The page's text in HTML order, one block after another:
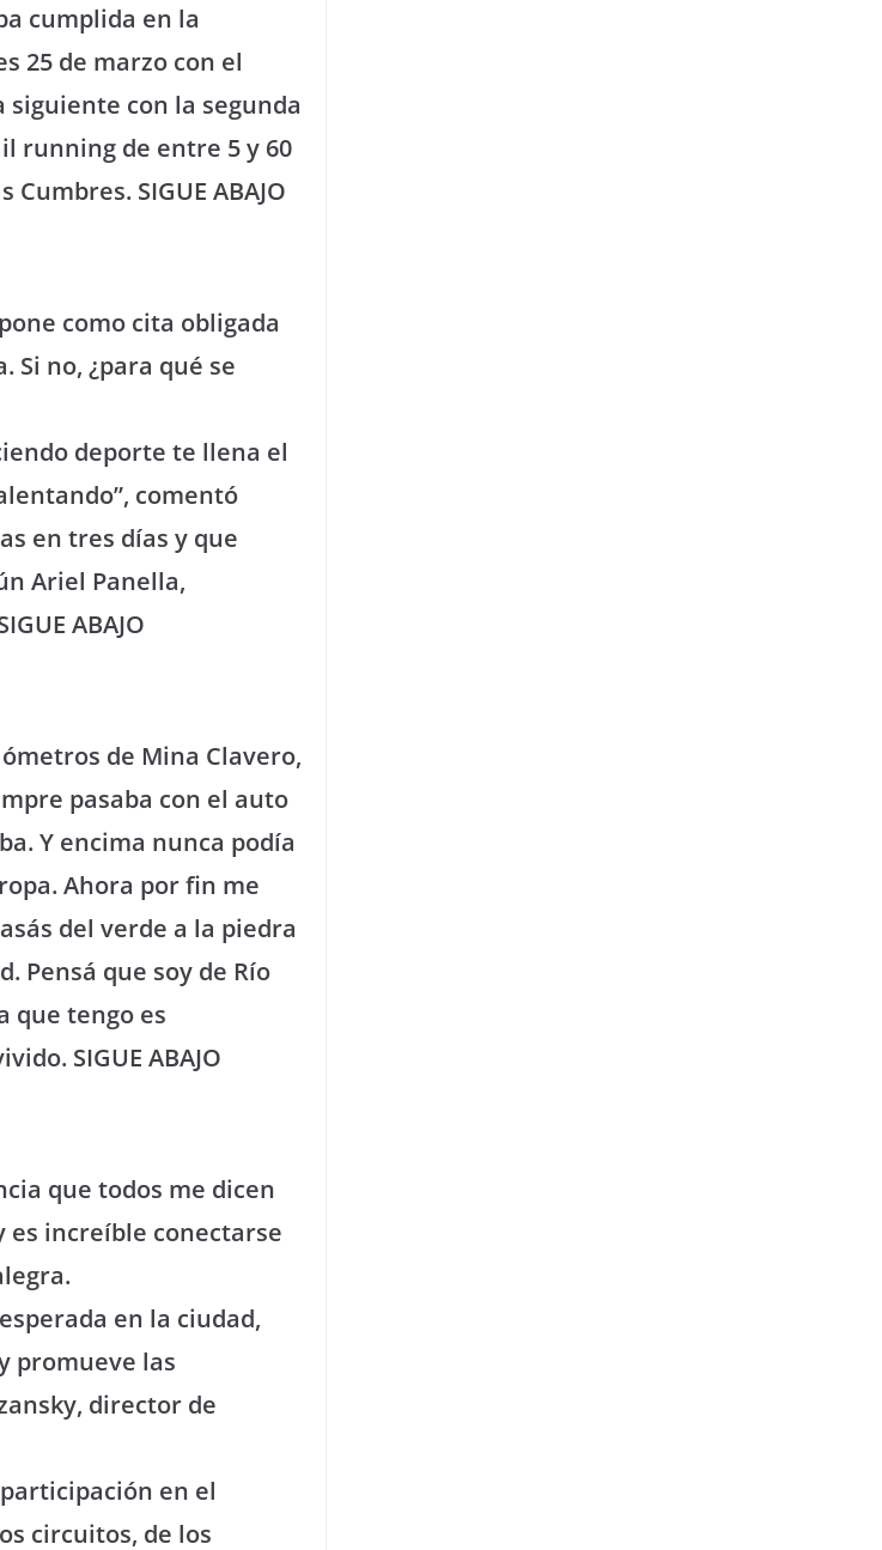
cumplida en la
25 de marzo con el
con la segunda
running de entre 5 y 60
SIGUE ABAJO
como cita obligada
no, ¿para qué se
deporte te llena el
comentó
en tres días y que
Ariel Panella,
ABAJO
de Mina Clavero,
pasaba con el auto
Y encima nunca podía
Ahora por fin me
del verde a la piedra
Pensá que soy de Río
que tengo es
SIGUE ABAJO
que todos me dicen
es increíble conectarse
en la ciudad,
promueve las
director de
en el
circuitos, de los